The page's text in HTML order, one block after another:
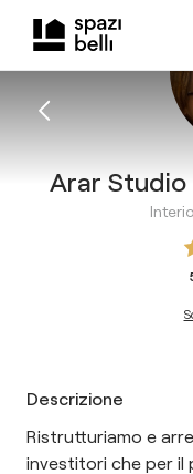
Arar Studio
Descrizione
Ristrutturiamo e
investitori che per il